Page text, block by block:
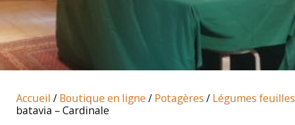
Accueil / Boutique en ligne / Potagères / Légumes feuilles
batavia – Cardinale